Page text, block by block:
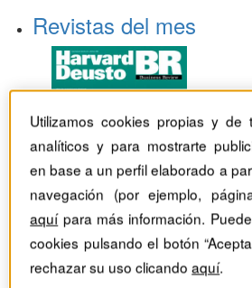
Revistas del mes
Utilizamos cookies propias y de
analíticos y para mostrarte
en base a un perfil elaborado a
navegación (por ejemplo,
aquípara más información.
cookies pulsando el botón
rechazar su uso clicandoaquí.